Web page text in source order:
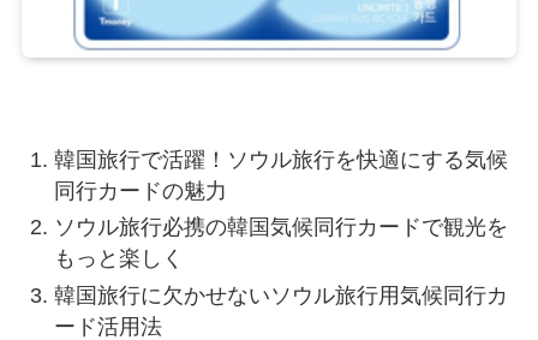
韓国旅行で活躍！ソウル旅行を快適にする気候
同行カードの魅力
ソウル旅行必携の韓国気候同行カードで観光を
もっと楽しく
韓国旅行に欠かせないソウル旅行用気候同行カ
ード活用法